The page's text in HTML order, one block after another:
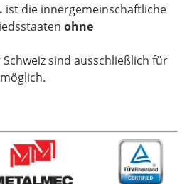
ist die innergemeinschaftliche
ohne
sind ausschließlich für